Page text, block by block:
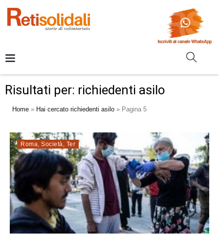
Risultati per: richiedenti asilo
Home » Hai cercato richiedenti asilo » Pagina 5
Roma Società Ter
L’IMMIGRAZIONE “SOSPESA&#...